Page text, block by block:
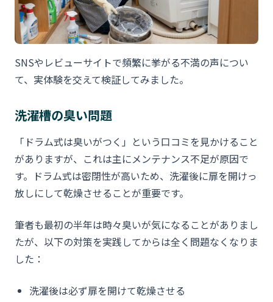
SNSやレビューサイトで頻繁に挙がる不満の声につい
て、実体験を交えて検証してみました。
洗濯槽の臭い問題
「ドラム式は臭いがつく」という口コミを見かけること
がありますが、これは主にメンテナンス不足が原因で
す。ドラム式は密閉性が高いため、洗濯後に扉を開けっ
放しにして乾燥させることが重要です。
筆者も最初の半年は時々臭いが気になることがありまし
たが、以下の対策を実践してからは全く問題なくなりま
した：
洗濯後は必ず扉を開けて乾燥させる